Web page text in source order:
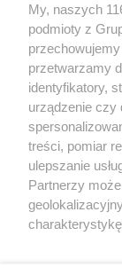
Żaden utwór
rozpowszechniany
tym także
eksploatacji w
Internecie bez
wykorzystanie
tzn. bez właściwej
ścigane prawnie.
My, naszych
podmioty z
przetwarzamy
identyfikatory,
urządzenie czy
treści, pomiar
ulepszanie
Partnerzy